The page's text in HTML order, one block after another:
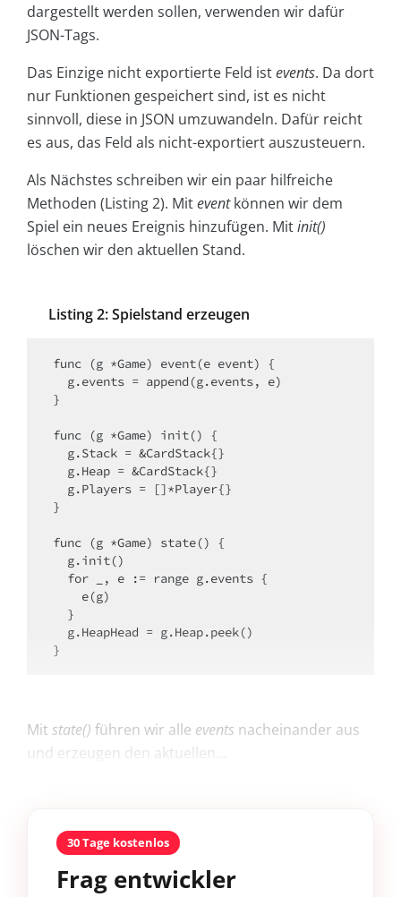
dargestellt werden sollen, verwenden wir dafür
JSON-Tags.
Das Einzige nicht exportierte Feld istevents. Da dort
nur Funktionen gespeichert sind, ist es nicht
sinnvoll, diese in JSON umzuwandeln. Dafür reicht
es aus, das Feld als nicht-exportiert auszusteuern.
Als Nächstes schreiben wir ein paar hilfreiche
Methoden (Listing 2). Miteventkönnen wir dem
Spiel ein neues Ereignis hinzufügen. Mitinit()
löschen wir den aktuellen Stand.
Listing 2: Spielstand erzeugen
func (g *Game) event(e event) {
}
func (g *Game) init() {
}
func (g *Game) state() {
}
Mit state() führen wir alle events nacheinander aus
und erzeugen den aktuellen...
30 Tage kostenlos
Frag entwickler